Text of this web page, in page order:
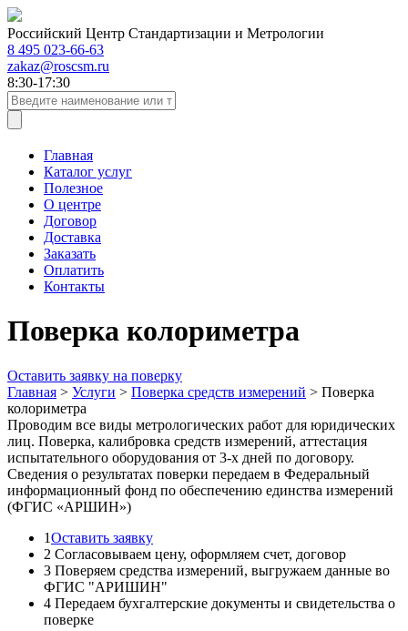
Российский Центр Стандартизации и Метрологии
8 495 023-66-63
zakaz@roscsm.ru
8:30-17:30
Главная
Каталог услуг
Полезное
О центре
Договор
Доставка
Заказать
Оплатить
Контакты
Поверка колориметра
Оставить заявку на поверку
Главная > Услуги > Поверка средств измерений > Поверка
колориметра
Проводим все виды метрологических работ для юридических
лиц. Поверка, калибровка средств измерений, аттестация
испытательного оборудования от 3-х дней по договору.
Сведения о результатах поверки передаем в Федеральный
информационный фонд по обеспечению единства измерений
(ФГИС «АРШИН»)
1Оставить заявку
2 Согласовываем цену, оформляем счет, договор
3 Поверяем средства измерений, выгружаем данные во
ФГИС "АРИШИН"
4 Передаем бухгалтерские документы и свидетельства о
поверке